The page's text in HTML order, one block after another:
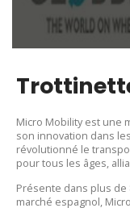
Micro Mobility est une
son innovation dans
révolutionné le
pour tous les âges,
Présente dans plus de
marché espagnol,